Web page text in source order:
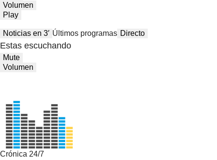
Volumen
Play
Noticias en 3′ Últimos programas Directo
Estas escuchando
Mute
Volumen
Crónica 24/7